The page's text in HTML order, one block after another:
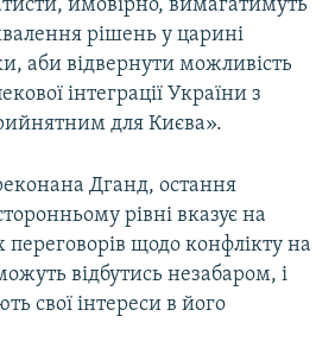
ймовірно, вимагатимуть
рішень у царині
аби відвернути можливість
інтеграції України з
для Києва».
Дганд, остання
рівні вказує на
щодо конфлікту на
відбутись незабаром, і
свої інтереси в його